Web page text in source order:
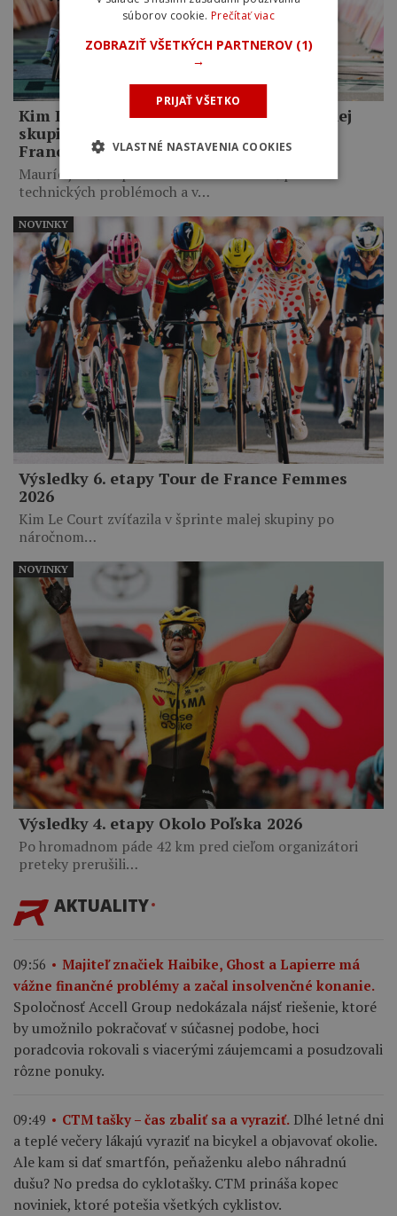
Kim Le Court-Pienaar ovládla šprint malej
skupiny a vyhrala šiestu etapu Tour de
France Femmes
Maurícijská šampiónka sa dokázala vrátiť po
technických problémoch a v…
Výsledky 6. etapy Tour de France Femmes
2026
Kim Le Court zvíťazila v šprinte malej skupiny po
náročnom…
NOVINKY
Výsledky 4. etapy Okolo Poľska 2026
Po hromadnom páde 42 km pred cieľom organizátori
preteky prerušili…
NOVINKY
AKTUALITY
09:56
Majiteľ značiek Haibike, Ghost a Lapierre má
vážne finančné problémy a začal insolvenčné konanie.
Spoločnosť Accell Group nedokázala nájsť riešenie, ktoré
by umožnilo pokračovať v súčasnej podobe, hoci
poradcovia rokovali s viacerými záujemcami a posudzovali
rôzne ponuky.
09:49 CTM tašky – čas zbaliť sa a vyraziť. Dlhé letné dni
a teplé večery lákajú vyraziť na bicykel a objavovať okolie.
Ale kam si dať smartfón, peňaženku alebo náhradnú
dušu? No predsa do cyklotašky. CTM prináša kopec
noviniek, ktoré potešia všetkých cyklistov.
súborov cookie. Prečítať viac
ZOBRAZIŤ VŠETKÝCH PARTNEROV (1)
→
PRIJAŤ VŠETKO
VLASTNÉ NASTAVENIA COOKIES